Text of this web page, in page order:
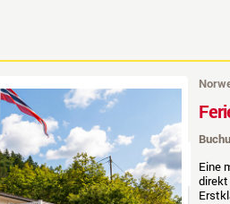
Eine
direkt